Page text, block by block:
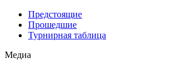
Предстоящие
Прошедшие
Турнирная таблица
Медиа